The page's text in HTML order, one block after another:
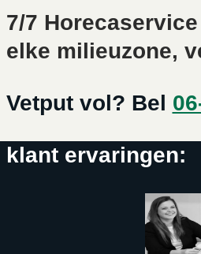
7/7
elke milieuzone,
Vetput vol? Bel
klant ervaringen: